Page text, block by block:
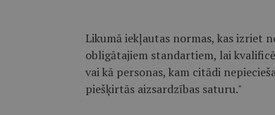
Likumā iekļautas normas, kas izriet
obligātajiem standartiem, lai
vai kā personas, kam citādi
piešķirtās aizsardzības saturu."